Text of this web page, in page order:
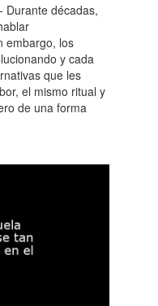
Durante décadas,
embargo, los
y cada
que les
el mismo ritual y
de una forma